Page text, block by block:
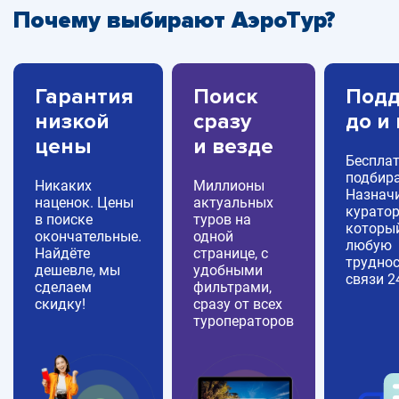
Почему выбирают АэроТур?
Гарантия
низкой
цены
Никаких
наценок. Цены
в поиске
окончательные.
Найдёте
дешевле, мы
сделаем
скидку!
Поиск
сразу
и везде
Миллионы
актуальных
туров на
одной
странице, с
удобными
фильтрами,
сразу от всех
туроператоров
до и
любую
связи